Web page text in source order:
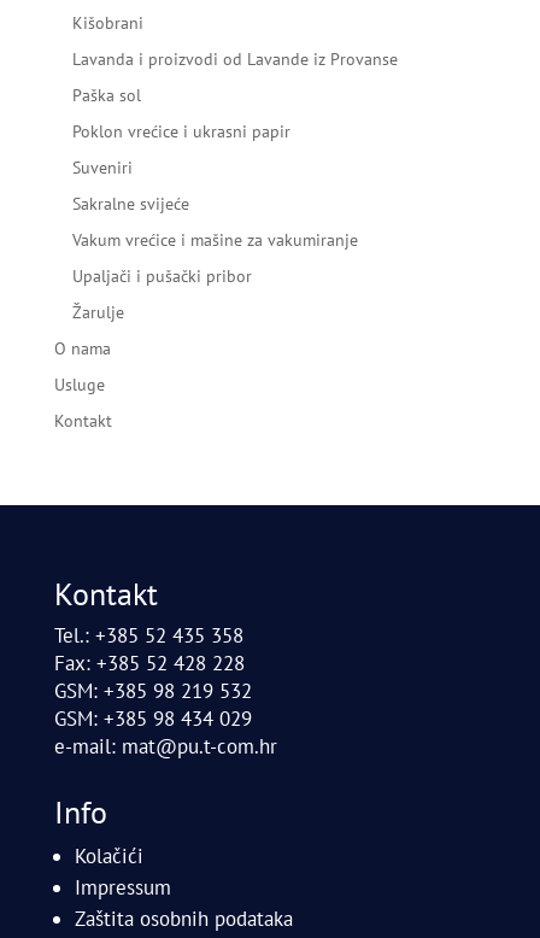
Kišobrani
Lavanda i proizvodi od Lavande iz Provanse
Paška sol
Poklon vrećice i ukrasni papir
Suveniri
Sakralne svijeće
Vakum vrećice i mašine za vakumiranje
Upaljači i pušački pribor
Žarulje
O nama
Usluge
Kontakt
Kontakt
Tel.: +385 52 435 358
Fax: +385 52 428 228
GSM: +385 98 219 532
GSM: +385 98 434 029
e-mail: mat@pu.t-com.hr
Info
Kolačići
Impressum
Zaštita osobnih podataka